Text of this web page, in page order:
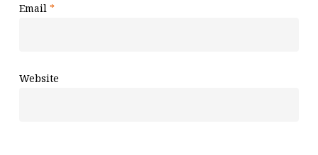
Email *
Website